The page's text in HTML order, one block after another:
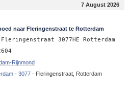
7 August 2026
naar Fleringenstraat te Rotterdam
Fleringenstraat 3077HE Rotterdam
Rijnmond
- 3077- Fleringenstraat, Rotterdam